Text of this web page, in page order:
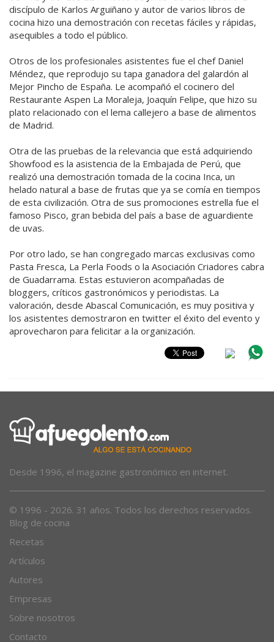
discípulo de Karlos Arguiñano y autor de varios libros de
cocina hizo una demostración con recetas fáciles y rápidas,
asequibles a todo el público.
Otros de los profesionales asistentes fue el chef Daniel
Méndez, que reprodujo su tapa ganadora del galardón al
Mejor Pincho de España. Le acompañó el cocinero del
Restaurante Aspen La Moraleja, Joaquín Felipe, que hizo su
plato relacionado con el lema callejero a base de alimentos
de Madrid.
Otra de las pruebas de la relevancia que está adquiriendo
Showfood es la asistencia de la Embajada de Perú, que
realizó una demostración tomada de la cocina Inca, un
helado natural a base de frutas que ya se comía en tiempos
de esta civilización. Otra de sus promociones estrella fue el
famoso Pisco, gran bebida del país a base de aguardiente
de uvas.
Por otro lado, se han congregado marcas exclusivas como
Pasta Fresca, La Perla Foods o la Asociación Criadores cabra
de Guadarrama. Estas estuvieron acompañadas de
bloggers, críticos gastronómicos y periodistas. La
valoración, desde Abascal Comunicación, es muy positiva y
los asistentes demostraron en twitter el éxito del evento y
aprovecharon para felicitar a la organización.
Desde 1996, el magazine gastronómico en internet.
© 1996 - 2026. 31 años. Todos los derechos reservados.
Blog de cocina
Recetas
Artículos
Autores
Empresas
Sobre nosotros
Contacto